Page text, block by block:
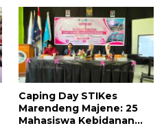
Caping Day STIKes
Marendeng Majene: 25
Mahasiswa Kebidanan